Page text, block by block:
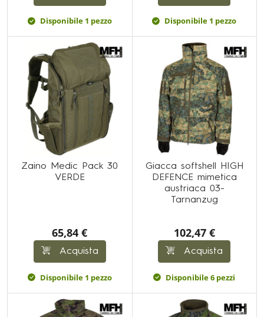
Disponibile 1 pezzo Disponibile 1 pezzo
Zaino Medic Pack 30
VERDE
65,84 €
Acquista
Disponibile 1 pezzo
Giacca softshell HIGH
DEFENCE mimetica
austriaca 03-
Tarnanzug
102,47 €
Acquista
Disponibile 6 pezzi